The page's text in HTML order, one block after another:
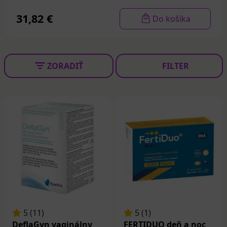
Plodnosť a tehotenstvo
ale aj vyšší vek potenciálnych rodičov. Podporiť
plodnosť môžeme v období pred plánovaným
Medzi najkvalitnejšie radíme napríkladIndonal man
Folandrol prášokpre mužov, pre ženy napríklad
KYSELINA LISTOVÁalebo
Inofolic prášok vo vrecúškach
Intímny komfort
napríklad kvasinková infekcia. Vyvolaná je Candidou
31,82 € Do košíka
ZORADIŤ FILTER
5 (11)
DeflaGyn vaginálny
5 (1)
FERTIDUO deň a noc